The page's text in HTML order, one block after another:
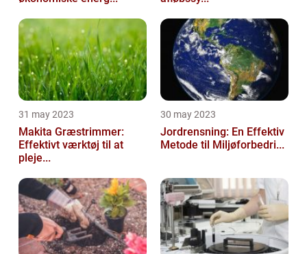
31 may 2023
Makita Græstrimmer:
Effektivt værktøj til at
pleje...
30 may 2023
Jordrensning: En Effektiv
Metode til Miljøforbedri...